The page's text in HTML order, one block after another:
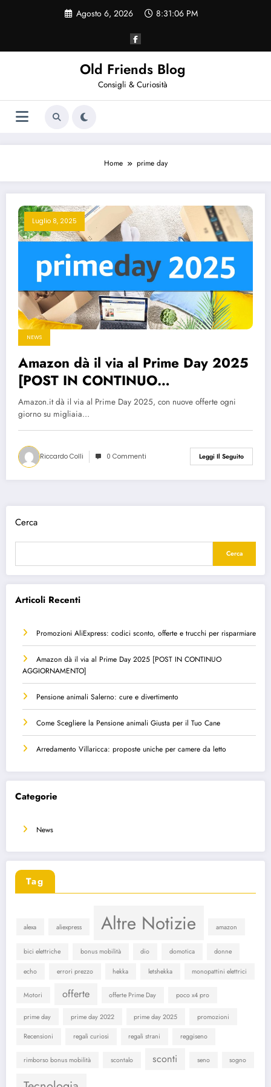
Agosto 6, 2026 8:31:06 PM
Old Friends Blog
Consigli & Curiosità
Home prime day
Luglio 8, 2025
NEWS
Amazon dà il via al Prime Day 2025
[POST IN CONTINUO
AGGIORNAMENTO]
Amazon.it dà il via al Prime Day 2025, con nuove offerte ogni
giorno su migliaia…
Riccardo Colli 0 Commenti Leggi Il Seguito
Cerca
Cerca
Articoli Recenti
Promozioni AliExpress: codici sconto, offerte e trucchi per risparmiare
Amazon dà il via al Prime Day 2025 [POST IN CONTINUO
AGGIORNAMENTO]
Pensione animali Salerno: cure e divertimento
Come Scegliere la Pensione animali Giusta per il Tuo Cane
Arredamento Villaricca: proposte uniche per camere da letto
Categorie
News
Tag
alexa aliexpress Altre Notizie amazon
bici elettriche bonus mobilità dio domotica donne
echo errori prezzo hekka letshekka monopattini elettrici
Motori offerte offerte Prime Day poco x4 pro
prime day prime day 2022 prime day 2025 promozioni
Recensioni regali curiosi regali strani reggiseno
rimborso bonus mobilità scontalo sconti seno sogno